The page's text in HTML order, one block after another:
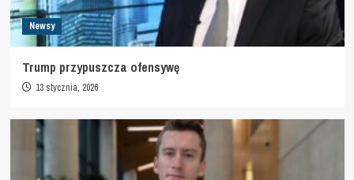
Newsy
Trump przypuszcza ofensywę
13 stycznia, 2026